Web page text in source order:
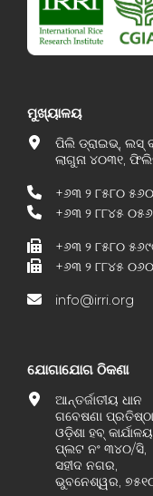
ମୁଖ୍ୟାଳୟ
ପିଲି ଡ୍ରାଇଭ୍, ଲସ୍
ଲାଗୁନା ୪୦୩୧,
+୬୩ ୨ ୮୫୮୦
+୬୩ ୨ ୮୮୪୫
+୬୩ ୨ ୮୫୮୦
+୬୩ ୨ ୮୮୪୫
info@irri.org
ଯୋଗାଯୋଗ ଠିକଣା
ଆନ୍ତର୍ଜାତୀୟ ଧାନ
ଗବେଷଣା
ଓଡ଼ିଶା ହବ୍
ପ୍ଲଟ ନଂ ୩୪୦/ସି,
ସହୀଦ ନଗର,
ଭୁବନେଶ୍ୱର,